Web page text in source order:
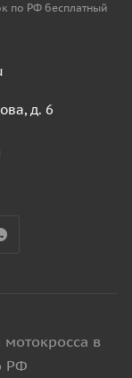
по РФ бесплатный
д. 6
в
РФ